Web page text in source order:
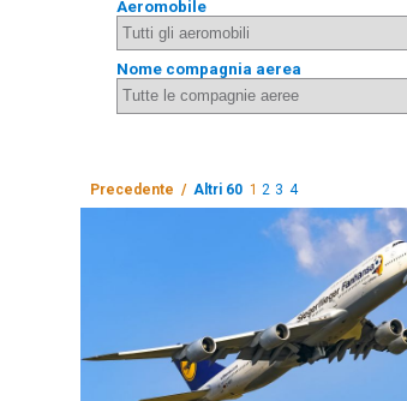
Aeromobile
Nome compagnia aerea
Precedente / Altri 60 1 2 3 4